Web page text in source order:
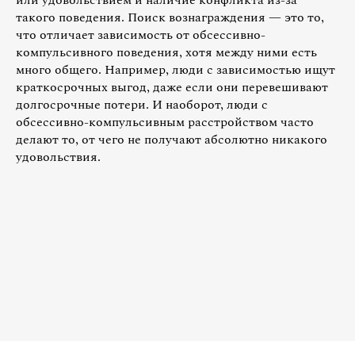
такого поведения. Поиск вознаграждения — это то,
что отличает зависимость от обсессивно-
компульсивного поведения, хотя между ними есть
много общего. Например, люди с зависимостью ищут
краткосрочных выгод, даже если они перевешивают
долгосрочные потери. И наоборот, люди с
обсессивно-компульсивным расстройством часто
делают то, от чего не получают абсолютно никакого
удовольствия.